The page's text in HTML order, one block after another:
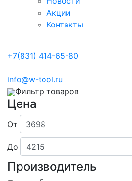
Акции
Контакты
+7(831) 414-65-80
info@w-tool.ru
Фильтр товаров
Цена
От
До
Производитель